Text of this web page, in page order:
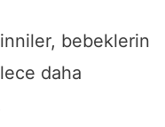
bebeklerin
daha